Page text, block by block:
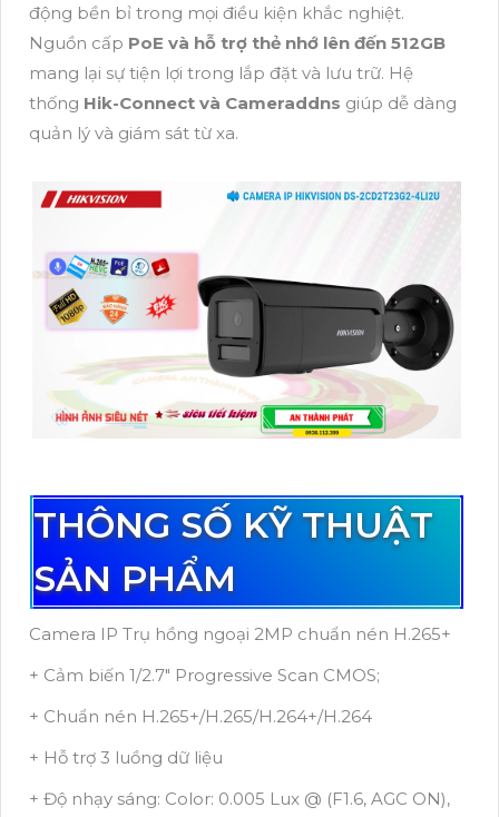
động bền bỉ trong mọi điều kiện khắc nghiệt.
Nguồn cấp PoE và hỗ trợ thẻ nhớ lên đến 512GB
mang lại sự tiện lợi trong lắp đặt và lưu trữ. Hệ
thống Hik-Connect và Cameraddns giúp dễ dàng
quản lý và giám sát từ xa.
THÔNG SỐ KỸ THUẬT
SẢN PHẨM
Camera IP Trụ hồng ngoại 2MP chuẩn nén H.265+
+ Cảm biến 1/2.7" Progressive Scan CMOS;
+ Chuẩn nén H.265+/H.265/H.264+/H.264
+ Hỗ trợ 3 luồng dữ liệu
+ Độ nhạy sáng: Color: 0.005 Lux @ (F1.6, AGC ON),